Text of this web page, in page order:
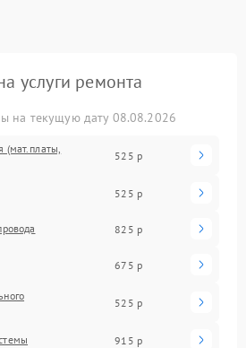
услуги ремонта
на текущую дату 08.08.2026
(мат.платы,
525 р
525 р
825 р
675 р
525 р
915 р